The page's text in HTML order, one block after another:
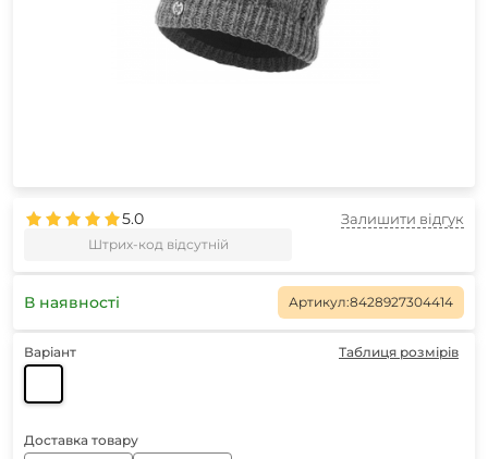
5.0
Штрих-код відсутній
Залишити відгук
В наявності Артикул:8428927304414
Варіант Таблиця розмірів
Доставка товару